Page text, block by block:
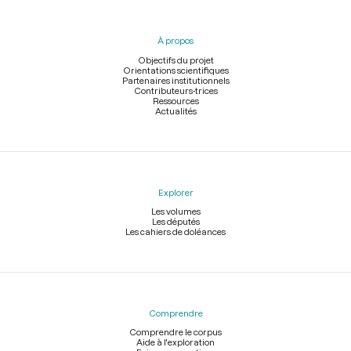
À propos
Objectifs du projet
Orientations scientifiques
Partenaires institutionnels
Contributeurs-trices
Ressources
Actualités
Explorer
Les volumes
Les députés
Les cahiers de doléances
Comprendre
Comprendre le corpus
Aide à l'exploration